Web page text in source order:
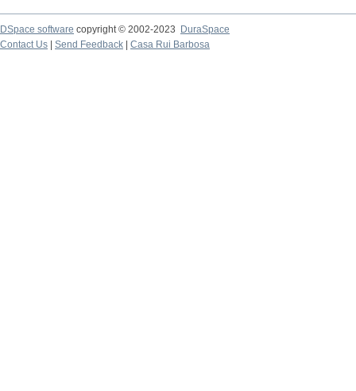
DSpace software copyright © 2002-2023
DuraSpace
Contact Us
Send Feedback Casa Rui Barbosa